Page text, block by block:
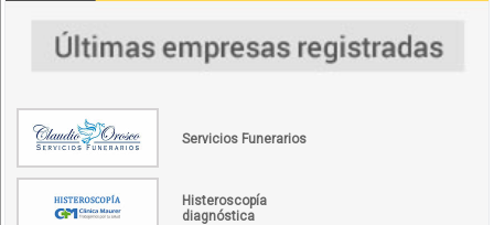
Servicios Funerarios
Histeroscopía
diagnóstica